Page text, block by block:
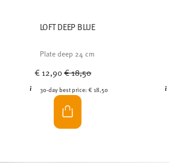
LOFT DEEP BLUE
Plate deep 24 cm
€ 12,90Price reduced from
€ 18,50
30-day best price:€ 18,50